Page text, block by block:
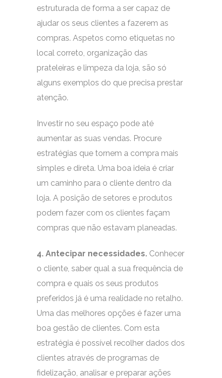
estruturada de forma a ser capaz de
ajudar os seus clientes a fazerem as
compras. Aspetos como etiquetas no
local correto, organização das
prateleiras e limpeza da loja, são só
alguns exemplos do que precisa prestar
atenção.
Investir no seu espaço pode até
aumentar as suas vendas. Procure
estratégias que tornem a compra mais
simples e direta. Uma boa ideia é criar
um caminho para o cliente dentro da
loja. A posição de setores e produtos
podem fazer com os clientes façam
compras que não estavam planeadas.
4. Antecipar necessidades. Conhecer
o cliente, saber qual a sua frequência de
compra e quais os seus produtos
preferidos já é uma realidade no retalho.
Uma das melhores opções é fazer uma
boa gestão de clientes. Com esta
estratégia é possível recolher dados dos
clientes através de programas de
fidelização, analisar e preparar ações